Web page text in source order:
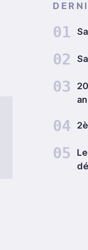
01
02
03
04
05